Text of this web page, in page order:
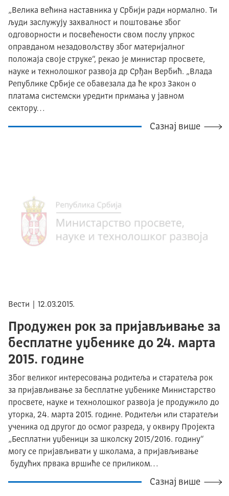
„Велика већина наставника у Србији ради нормално. Ти
људи заслужују захвалност и поштовање због
одговорности и посвећености свом послу упркос
оправданом незадовољству због материјалног
положаја своје струке“, рекао је министар просвете,
науке и технолошког развоја др Срђан Вербић. „Влада
Републике Србије се обавезала да ће кроз Закон о
платама системски уредити примања у јавном
сектору…
Сазнај више
Вести | 12.03.2015.
Продужен рок за пријављивање за
бесплатне уџбенике до 24. марта
2015. године
Због великог интересовања родитеља и старатеља рок
за пријављивање за бесплатне уџбенике Министарство
просвете, науке и технолошког развоја је продужило до
уторка, 24. марта 2015. године. Родитељи или старатељи
ученика од другог до осмог разреда, у оквиру Пројекта
„Бесплатни уџбеници за школску 2015/2016. годину“
могу се пријављивати у школама, а пријављивање
будућих првака вршиће се приликом…
Сазнај више